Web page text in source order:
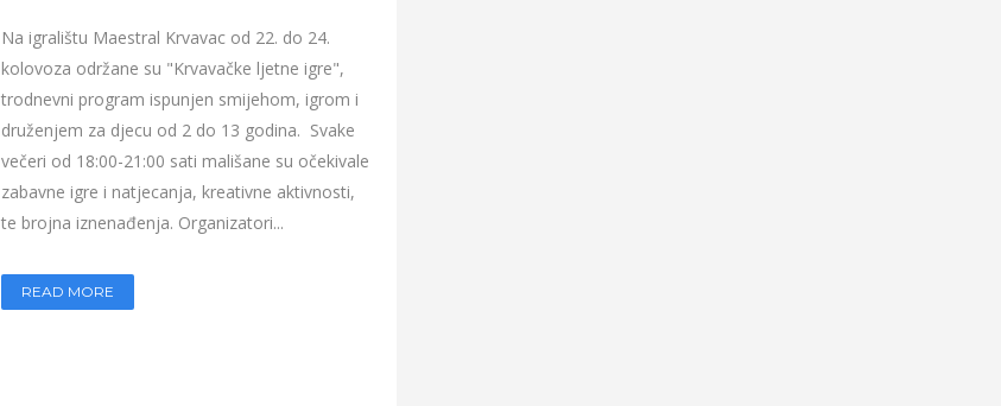
Na igralištu Maestral Krvavac od 22. do 24.
kolovoza održane su "Krvavačke ljetne igre",
trodnevni program ispunjen smijehom, igrom i
druženjem za djecu od 2 do 13 godina. Svake
večeri od 18:00-21:00 sati mališane su očekivale
zabavne igre i natjecanja, kreativne aktivnosti,
te brojna iznenađenja. Organizatori...
READ MORE